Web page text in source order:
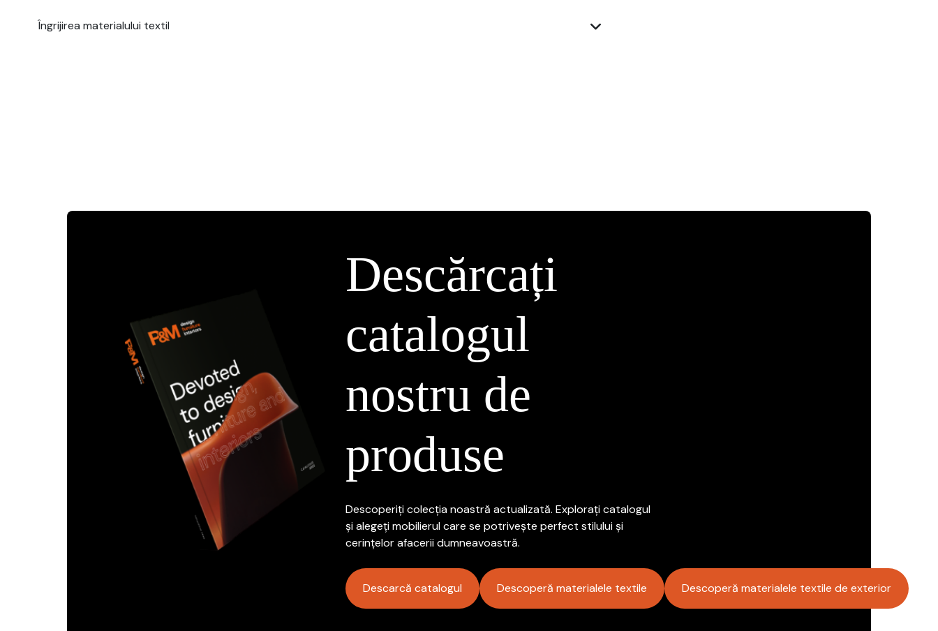
Îngrijirea materialului textil
Descărcați
catalogul
nostru de
produse
Descoperiți colecția noastră actualizată. Explorați catalogul
și alegeți mobilierul care se potrivește perfect stilului și
cerințelor afacerii dumneavoastră.
Descarcă catalogul Descoperă materialele textile Descoperă materialele textile de exterior